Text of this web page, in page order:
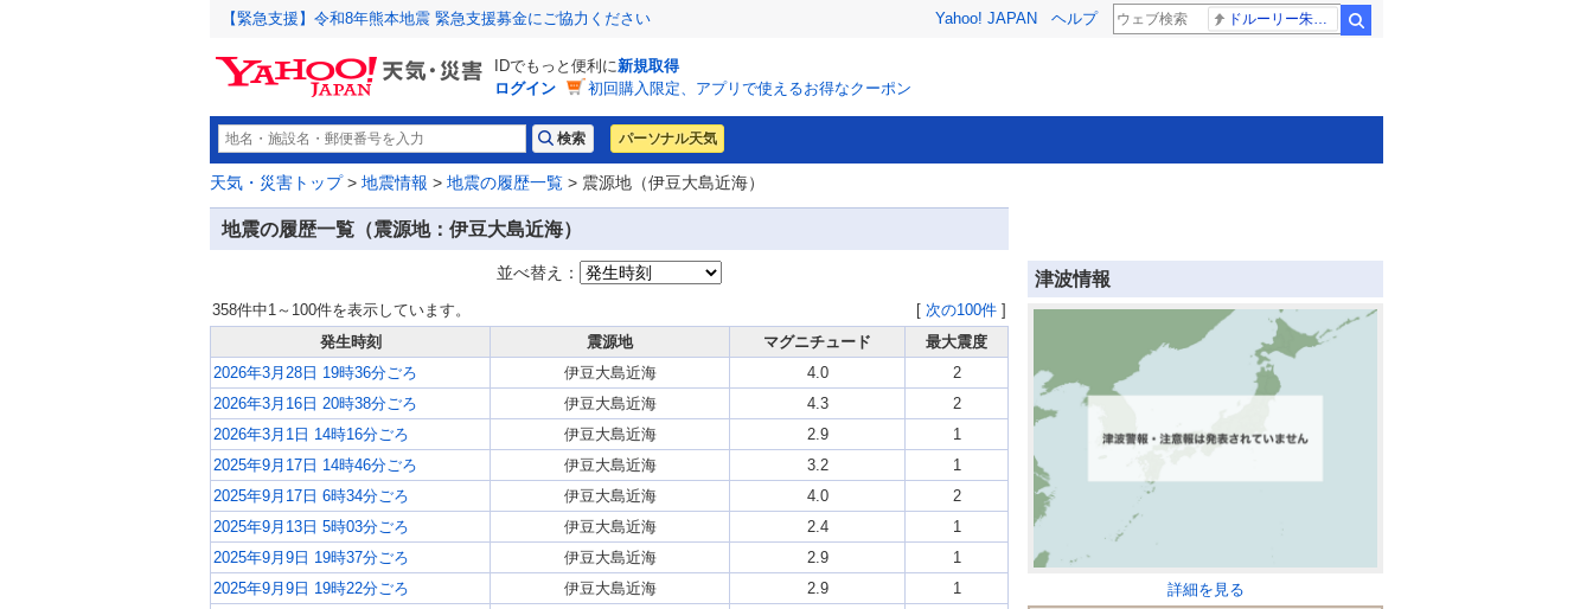
【緊急支援】令和8年熊本地震 緊急支援募金にご協力ください Yahoo! JAPAN ヘルプ
IDでもっと便利に新規取得
ログイン
初回購入限定、アプリで使えるお得なクーポン
パーソナル天気
天気・災害トップ> 地震情報 > 地震の履歴一覧 > 震源地（伊豆大島近海）
地震の履歴一覧（震源地：伊豆大島近海）
並べ替え：
358件中1～100件を表示しています。 [ 次の100件 ]
発生時刻
震源地 マグニチュード
最大震度
2026年3月28日 19時36分ごろ
伊豆大島近海 4.0
2
2026年3月16日 20時38分ごろ
伊豆大島近海 4.3
2
2026年3月1日 14時16分ごろ
伊豆大島近海 2.9
1
2025年9月17日 14時46分ごろ
伊豆大島近海 3.2
1
2025年9月17日 6時34分ごろ
伊豆大島近海 4.0
2
2025年9月13日 5時03分ごろ
伊豆大島近海 2.4
1
2025年9月9日 19時37分ごろ
伊豆大島近海 2.9
1
2025年9月9日 19時22分ごろ
伊豆大島近海 2.9
1
津波情報
詳細を見る